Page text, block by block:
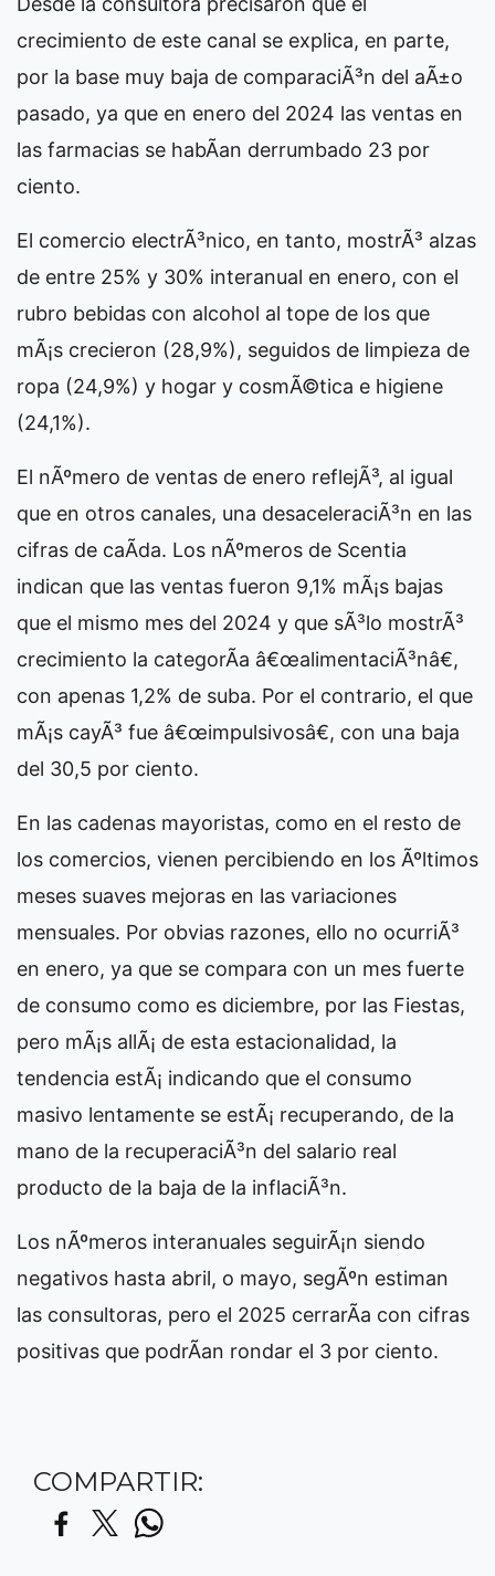
crecimiento de este canal se explica, en parte,
por la base muy baja de comparaciÃ³n del aÃ±o
pasado, ya que en enero del 2024 las ventas en
las farmacias se habÃ­an derrumbado 23 por
ciento.
El comercio electrÃ³nico, en tanto, mostrÃ³ alzas
de entre 25% y 30% interanual en enero, con el
rubro bebidas con alcohol al tope de los que
mÃ¡s crecieron (28,9%), seguidos de limpieza de
ropa (24,9%) y hogar y cosmÃ©tica e higiene
(24,1%).
El nÃºmero de ventas de enero reflejÃ³, al igual
que en otros canales, una desaceleraciÃ³n en las
cifras de caÃ­da. Los nÃºmeros de Scentia
indican que las ventas fueron 9,1% mÃ¡s bajas
que el mismo mes del 2024 y que sÃ³lo mostrÃ³
crecimiento la categorÃ­a â€œalimentaciÃ³nâ€,
con apenas 1,2% de suba. Por el contrario, el que
mÃ¡s cayÃ³ fue â€œimpulsivosâ€, con una baja
del 30,5 por ciento.
En las cadenas mayoristas, como en el resto de
los comercios, vienen percibiendo en los Ãºltimos
meses suaves mejoras en las variaciones
mensuales. Por obvias razones, ello no ocurriÃ³
en enero, ya que se compara con un mes fuerte
de consumo como es diciembre, por las Fiestas,
pero mÃ¡s allÃ¡ de esta estacionalidad, la
tendencia estÃ¡ indicando que el consumo
masivo lentamente se estÃ¡ recuperando, de la
mano de la recuperaciÃ³n del salario real
producto de la baja de la inflaciÃ³n.
Los nÃºmeros interanuales seguirÃ¡n siendo
negativos hasta abril, o mayo, segÃºn estiman
las consultoras, pero el 2025 cerrarÃ­a con cifras
positivas que podrÃ­an rondar el 3 por ciento.
COMPARTIR: